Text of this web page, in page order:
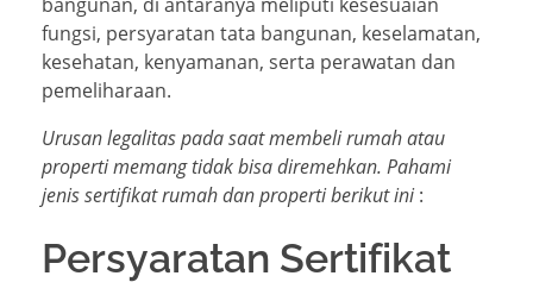
fungsi, persyaratan tata bangunan, keselamatan,
kesehatan, kenyamanan, serta perawatan dan
pemeliharaan.
Urusan legalitas pada saat membeli rumah atau
properti memang tidak bisa diremehkan. Pahami
jenis sertifikat rumah dan properti berikut ini:
Persyaratan Sertifikat